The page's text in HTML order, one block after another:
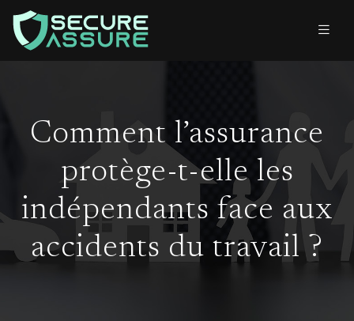
Comment l’assurance
protège-t-elle les
indépendants face aux
accidents du travail ?